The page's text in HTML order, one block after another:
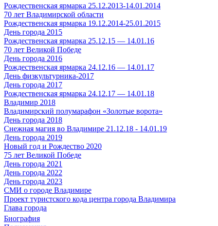
Рождественская ярмарка 25.12.2013-14.01.2014
70 лет Владимирской области
Рождественская ярмарка 19.12.2014-25.01.2015
День города 2015
Рождественская ярмарка 25.12.15 — 14.01.16
70 лет Великой Победе
День города 2016
Рождественская ярмарка 24.12.16 — 14.01.17
День физкультурника-2017
День города 2017
Рождественская ярмарка 24.12.17 — 14.01.18
Владимир 2018
Владимирский полумарафон «Золотые ворота»
День города 2018
Снежная магия во Владимире 21.12.18 - 14.01.19
День города 2019
Новый год и Рождество 2020
75 лет Великой Победе
День города 2021
День города 2022
День города 2023
СМИ о городе Владимире
Проект туристского кода центра города Владимира
Глава города
Биография